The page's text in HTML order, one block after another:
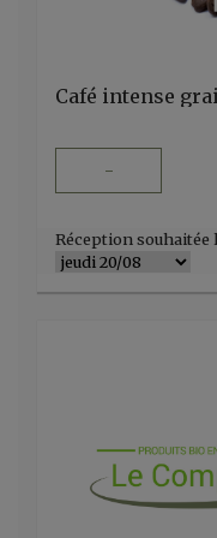
Café intense
-
Réception souhaitée